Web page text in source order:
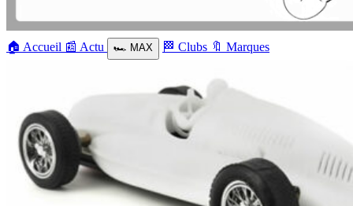
🏠 Accueil 📰 Actu 🏎️ MAX 🏁 Clubs 🔖 Marques